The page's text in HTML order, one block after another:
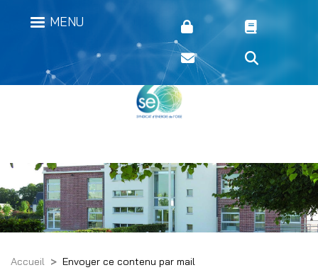
contenu
principal
MENU Menu secondaire header
Accueil Envoyer ce contenu par mail